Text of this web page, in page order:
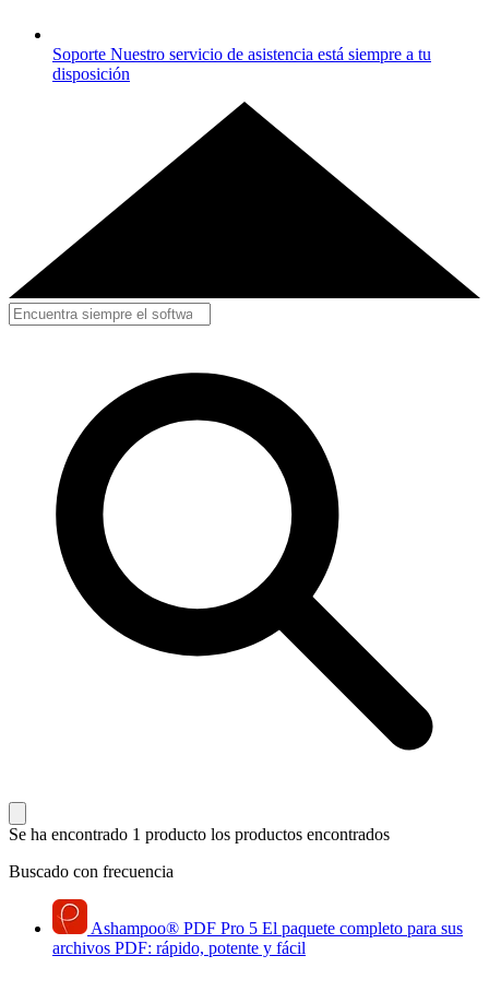
Soporte Nuestro servicio de asistencia está siempre a tu
disposición
Se ha encontrado 1 producto los productos encontrados
Buscado con frecuencia
Ashampoo® PDF Pro 5 El paquete completo para sus
archivos PDF: rápido, potente y fácil